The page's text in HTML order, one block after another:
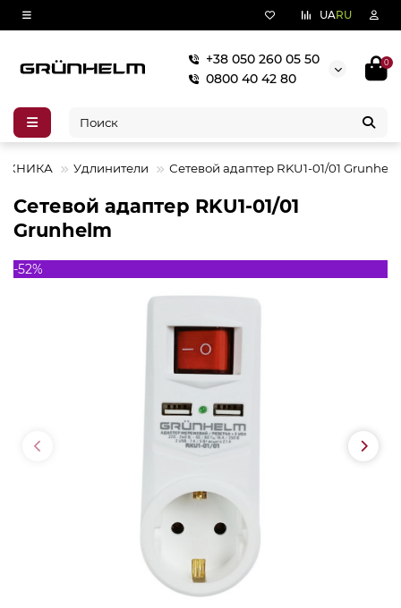
UARU
+38 050 260 05 50
0800 40 42 80
0
Удлинители Сетевой адаптер RKU1-01/01
Сетевой адаптер RKU1-01/01
Grunhelm
-52%